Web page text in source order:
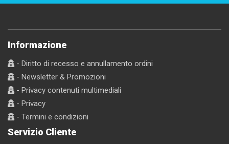
Informazione
- Diritto di recesso e annullamento ordini
- Newsletter & Promozioni
- Privacy contenuti multimediali
- Privacy
- Termini e condizioni
Servizio Cliente